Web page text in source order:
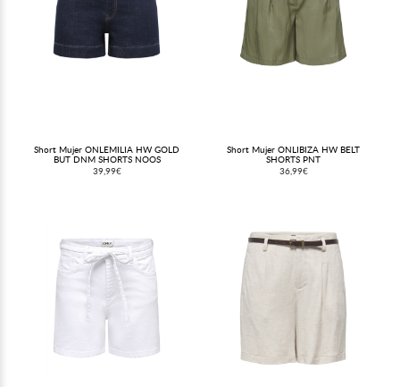
Short Mujer ONLEMILIA HW GOLD
BUT DNM SHORTS NOOS
39,99€
Short Mujer ONLIBIZA HW BELT
SHORTS PNT
36,99€